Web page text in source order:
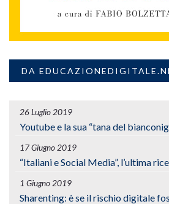
DA
26 Luglio 2019
Youtube e la sua “tana del
17 Giugno 2019
“Italiani e Social Media”, l’ultima
1 Giugno 2019
Sharenting: è se il rischio digitale